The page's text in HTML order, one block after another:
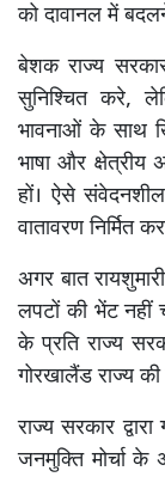
को दावानल में
बेशक राज्य
सुनिश्चित करे,
भावनाओं के साथ
भाषा और
हों। ऐसे
वातावरण निर्मित
अगर बात
लपटों की भेंट नहीं
के प्रति राज्य
गोरखालैंड राज्य
राज्य सरकार
जनमुक्ति मोर्चा